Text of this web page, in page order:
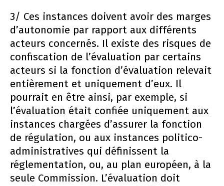
3/ Ces instances doivent avoir des marges
d’autonomie par rapport aux différents
acteurs concernés. Il existe des risques de
confiscation de l’évaluation par certains
acteurs si la fonction d’évaluation relevait
entièrement et uniquement d’eux. Il
pourrait en être ainsi, par exemple, si
l’évaluation était confiée uniquement aux
instances chargées d’assurer la fonction
de régulation, ou aux instances politico-
administratives qui définissent la
réglementation, ou, au plan européen, à la
seule Commission. L’évaluation doit